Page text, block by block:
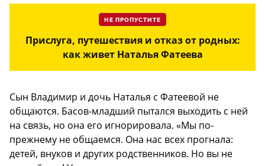
НЕ ПРОПУСТИТЕ
Прислуга, путешествия и отказ от родных:
как живет Наталья Фатеева
Сын Владимир и дочь Наталья с Фатеевой не
общаются. Басов-младший пытался выходить с ней
на связь, но она его игнорировала. «Мы по-
прежнему не общаемся. Она нас всех прогнала:
детей, внуков и других родственников. Но вы не